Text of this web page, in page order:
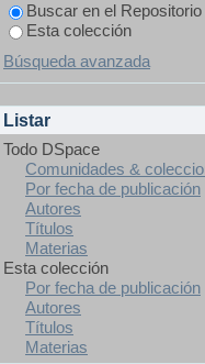
Buscar en el Repositorio
Esta colección
Búsqueda avanzada
Listar
Todo DSpace
Comunidades &
Por fecha de publicación
Autores
Títulos
Materias
Esta colección
Por fecha de publicación
Autores
Títulos
Materias